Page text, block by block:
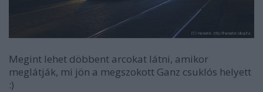
Megint lehet döbbent arcokat látni, amikor
meglátják, mi jön a megszokott Ganz csuklós helyett
:)